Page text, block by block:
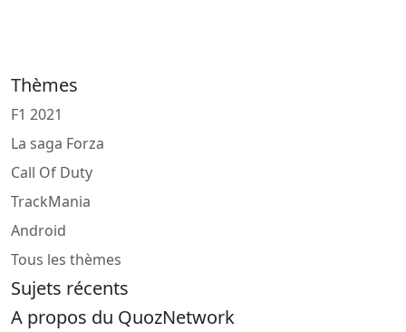
Thèmes
F1 2021
La saga Forza
Call Of Duty
TrackMania
Android
Tous les thèmes
Sujets récents
A propos du QuozNetwork